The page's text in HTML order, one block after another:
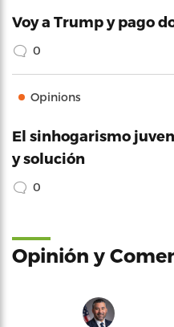
Voy a Trump y pago
0
Opinions
El sinhogarismo
y solución
0
Opinión y